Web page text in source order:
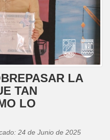
LA
TAN
LO
24 de Junio de 2025